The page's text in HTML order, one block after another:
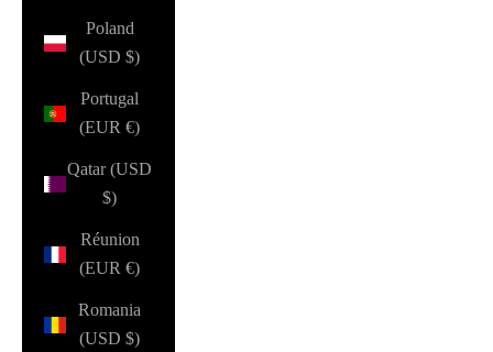
Poland
(USD $)
Portugal
(EUR €)
Qatar (USD
$)
Réunion
(EUR €)
Romania
(USD $)